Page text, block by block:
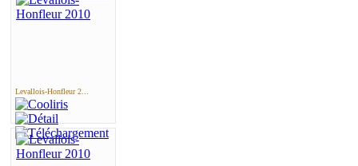
Levallois-Honfleur 2...